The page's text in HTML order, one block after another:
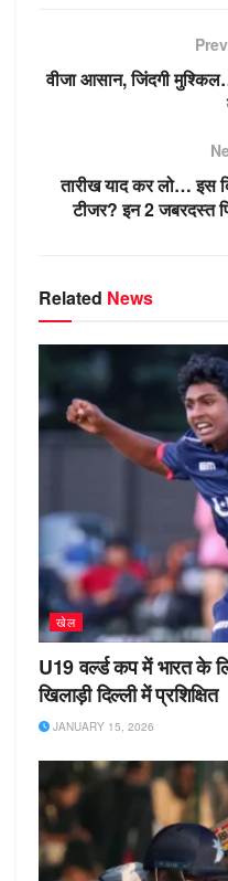
A a n
k
वीजा आसान, जिंदगी
तारीख याद कर लो… इस
टीजर? इन 2 जबरदस्त
Related News
खेल
U19 वर्ल्ड कप में भारत के
खिलाड़ी दिल्ली में प्रशिक्षित
JANUARY 15, 2026